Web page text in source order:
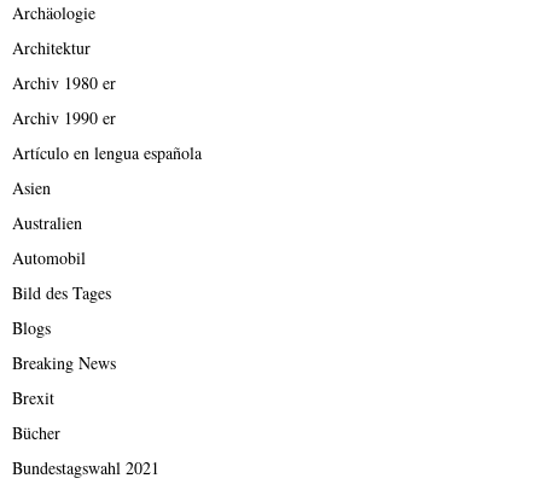
Archäologie
Architektur
Archiv 1980 er
Archiv 1990 er
Artículo en lengua española
Asien
Australien
Automobil
Bild des Tages
Blogs
Breaking News
Brexit
Bücher
Bundestagswahl 2021